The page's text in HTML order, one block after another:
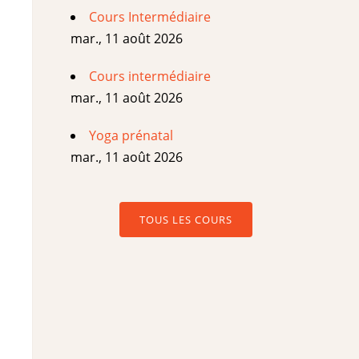
Cours Intermédiaire
mar., 11 août 2026
Cours intermédiaire
mar., 11 août 2026
Yoga prénatal
mar., 11 août 2026
TOUS LES COURS